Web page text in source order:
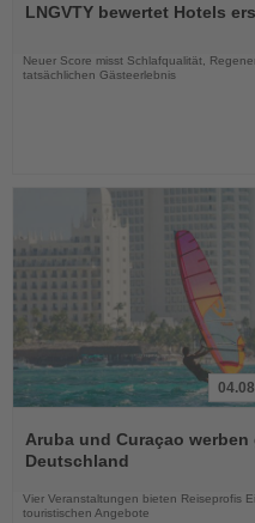
dieLNGVTY bewertet Hotels
Neuer Score misst Schlafqualität,
tatsächlichen Gästeerlebnis
Sie
die
Aruba und Curaçao
Deutschland
Vier Veranstaltungen bieten Reiseprofis
touristischen Angebote